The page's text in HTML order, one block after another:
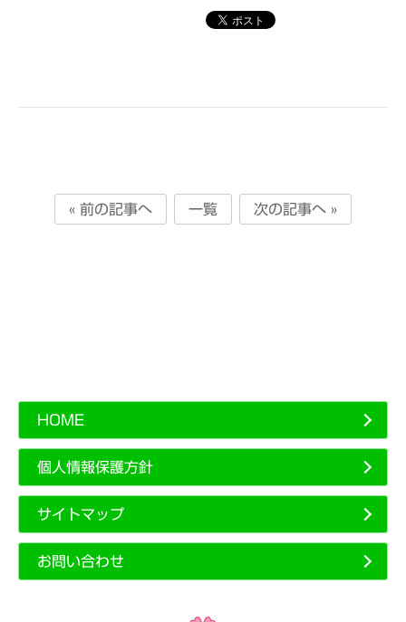
« 前の記事へ 一覧 次の記事へ »
HOME
個人情報保護方針
サイトマップ
お問い合わせ